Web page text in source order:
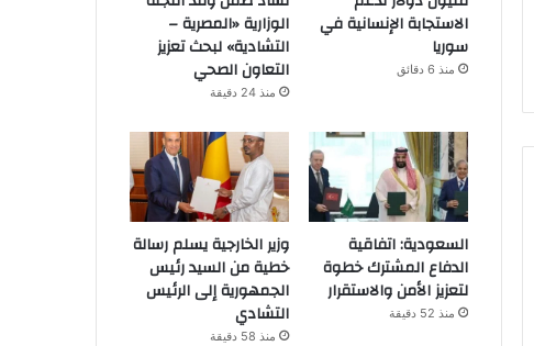
الاستجابة الإنسانية في
سوريا
منذ 6 دقائق
الوزارية «المصرية –
التشادية» لبحث تعزيز
التعاون الصحي
منذ 24 دقيقة
السعودية: اتفاقية
الدفاع المشترك خطوة
لتعزيز الأمن والاستقرار
منذ 52 دقيقة
وزير الخارجية يسلم رسالة
خطية من السيد رئيس
الجمهورية إلى الرئيس
التشادي
منذ 58 دقيقة